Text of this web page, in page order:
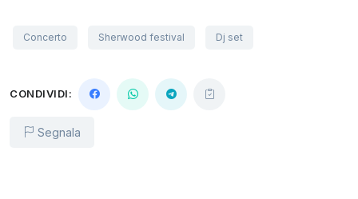
Concerto Sherwood festival Dj set
CONDIVIDI:
Segnala